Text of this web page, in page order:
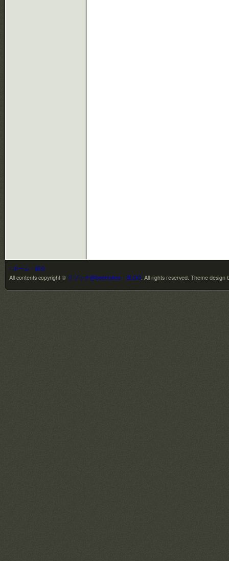
- ホーム - 紹介
All contents copyright © リゾッチ@bedmakes BLOG. All rights reserved. Theme design